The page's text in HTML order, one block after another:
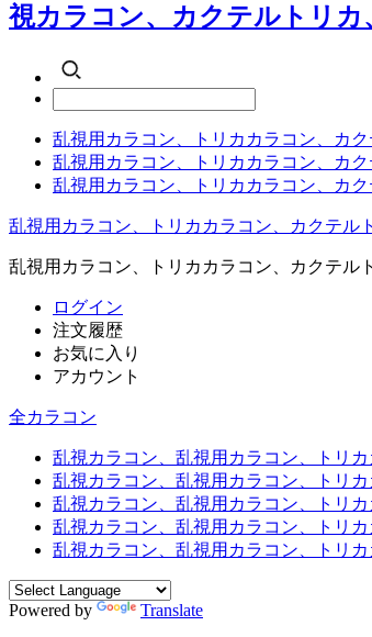
視カラコン、カクテルトリ
乱視用カラコン、トリカカラコン、カ
乱視用カラコン、トリカカラコン、カ
乱視用カラコン、トリカカラコン、カ
乱視用カラコン、トリカカラコン、カクテル
乱視用カラコン、トリカカラコン、カクテル
ログイン
注文履歴
お気に入り
アカウント
全カラコン
乱視カラコン、乱視用カラコン、トリ
乱視カラコン、乱視用カラコン、トリ
乱視カラコン、乱視用カラコン、トリ
乱視カラコン、乱視用カラコン、トリ
乱視カラコン、乱視用カラコン、トリ
Powered by Translate